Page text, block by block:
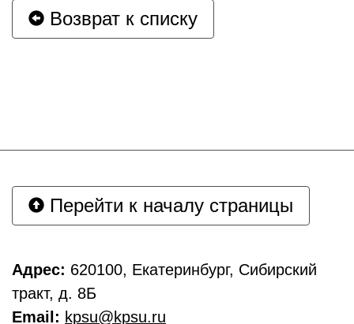
Возврат к списку
Перейти к началу страницы
Адрес: 620100, Екатеринбург, Сибирский
тракт, д. 8Б
Email: kpsu@kpsu.ru